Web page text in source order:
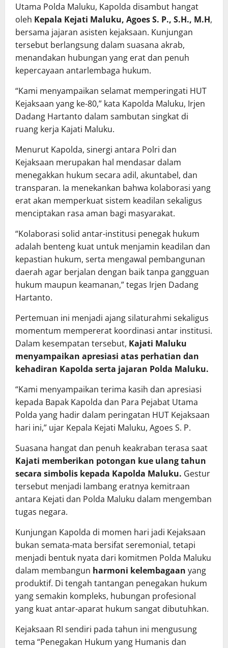
Utama Polda Maluku, Kapolda disambut hangat
oleh Kepala Kejati Maluku, Agoes S. P., S.H., M.H,
bersama jajaran asisten kejaksaan. Kunjungan
tersebut berlangsung dalam suasana akrab,
menandakan hubungan yang erat dan penuh
kepercayaan antarlembaga hukum.
“Kami menyampaikan selamat memperingati HUT
Kejaksaan yang ke-80,” kata Kapolda Maluku, Irjen
Dadang Hartanto dalam sambutan singkat di
ruang kerja Kajati Maluku.
Menurut Kapolda, sinergi antara Polri dan
Kejaksaan merupakan hal mendasar dalam
menegakkan hukum secara adil, akuntabel, dan
transparan. Ia menekankan bahwa kolaborasi yang
erat akan memperkuat sistem keadilan sekaligus
menciptakan rasa aman bagi masyarakat.
“Kolaborasi solid antar-institusi penegak hukum
adalah benteng kuat untuk menjamin keadilan dan
kepastian hukum, serta mengawal pembangunan
daerah agar berjalan dengan baik tanpa gangguan
hukum maupun keamanan,” tegas Irjen Dadang
Hartanto.
Pertemuan ini menjadi ajang silaturahmi sekaligus
momentum mempererat koordinasi antar institusi.
Dalam kesempatan tersebut, Kajati Maluku
menyampaikan apresiasi atas perhatian dan
kehadiran Kapolda serta jajaran Polda Maluku.
“Kami menyampaikan terima kasih dan apresiasi
kepada Bapak Kapolda dan Para Pejabat Utama
Polda yang hadir dalam peringatan HUT Kejaksaan
hari ini,” ujar Kepala Kejati Maluku, Agoes S. P.
Suasana hangat dan penuh keakraban terasa saat
Kajati memberikan potongan kue ulang tahun
secara simbolis kepada Kapolda Maluku. Gestur
tersebut menjadi lambang eratnya kemitraan
antara Kejati dan Polda Maluku dalam mengemban
tugas negara.
Kunjungan Kapolda di momen hari jadi Kejaksaan
bukan semata-mata bersifat seremonial, tetapi
menjadi bentuk nyata dari komitmen Polda Maluku
dalam membangun harmoni kelembagaan yang
produktif. Di tengah tantangan penegakan hukum
yang semakin kompleks, hubungan profesional
yang kuat antar-aparat hukum sangat dibutuhkan.
Kejaksaan RI sendiri pada tahun ini mengusung
tema “Penegakan Hukum yang Humanis dan